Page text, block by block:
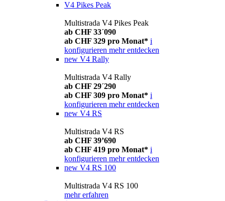
V4 Pikes Peak
Multistrada V4 Pikes Peak
ab CHF 33´090
ab CHF 329 pro Monat* i
konfigurieren mehr entdecken
new V4 Rally
Multistrada V4 Rally
ab CHF 29´290
ab CHF 309 pro Monat* i
konfigurieren mehr entdecken
new V4 RS
Multistrada V4 RS
ab CHF 39’690
ab CHF 419 pro Monat* i
konfigurieren mehr entdecken
new V4 RS 100
Multistrada V4 RS 100
mehr erfahren